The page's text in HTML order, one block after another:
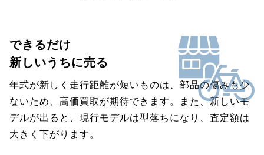
できるだけ
新しいうちに売る
年式が新しく走行距離が短いものは、部品の傷みも少
ないため、高価買取が期待できます。また、新しいモ
デルが出ると、現行モデルは型落ちになり、査定額は
大きく下がります。